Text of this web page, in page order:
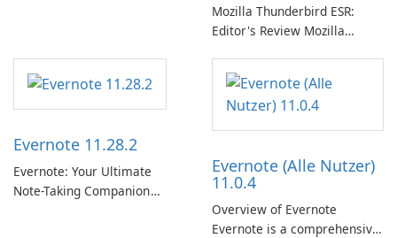
personalization, and a
polished native Windows app
Mozilla Thunderbird ESR:
Editor's Review Mozilla
Support Release) is the long-
term support channel of the
Thunderbird desktop email
client designed for
need predictable …
Evernote 11.28.2
Evernote: Your Ultimate
Note-Taking Companion
Evernote (Alle Nutzer)
11.0.4
Overview of Evernote
Evernote is a comprehensive